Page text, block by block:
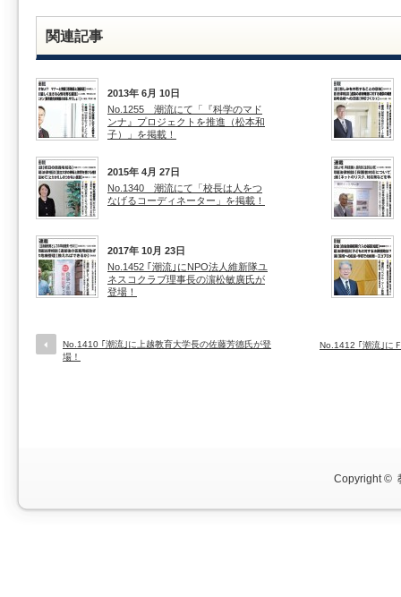
関連記事
2013年 6月 10日
No.1255 潮流にて「『科学のマド
ンナ』プロジェクトを推進（松本和
子）」を掲載！
2015年 4月 27日
No.1340 潮流にて「校長は人をつ
なげるコーディネーター」を掲載！
2017年 10月 23日
No.1452 ｢潮流｣にNPO法人維新隊ユ
ネスコクラブ理事長の濵松敏廣氏が
登場！
No.1410 ｢潮流｣に上越教育大学長の佐藤芳德氏が登
場！
No.1412 ｢潮流｣に
Copyright ©